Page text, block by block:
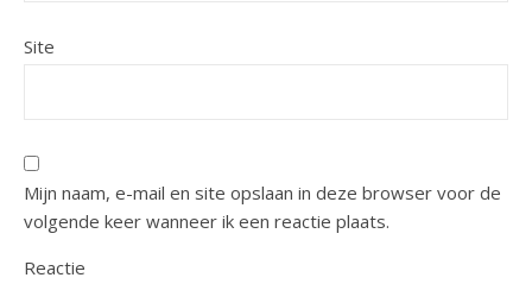
Site
Mijn naam, e-mail en site opslaan in deze browser voor de
volgende keer wanneer ik een reactie plaats.
Reactie